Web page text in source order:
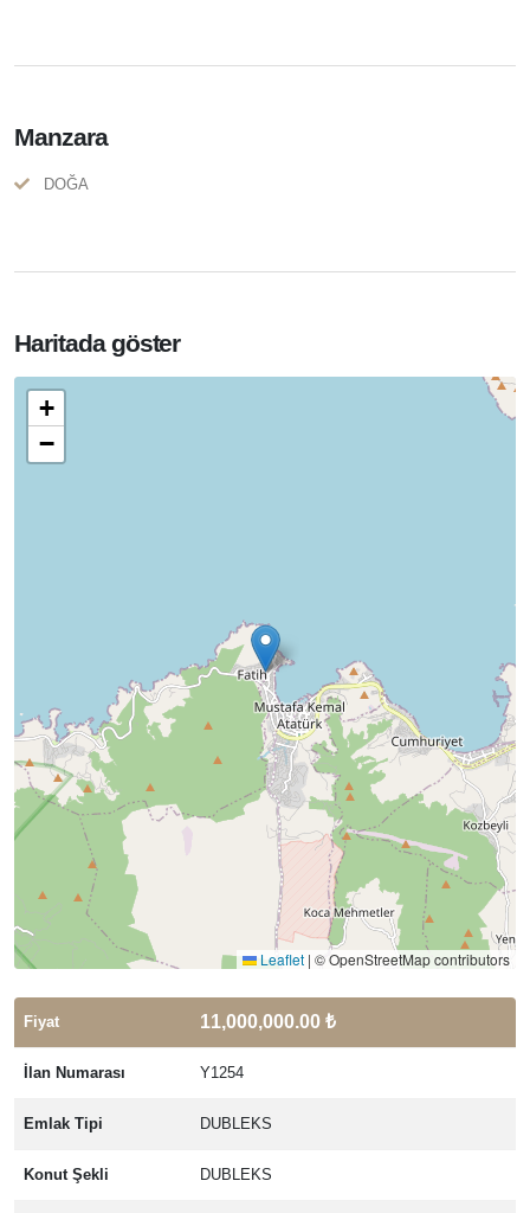
Manzara
DOĞA
Haritada göster
+
−
Leaflet | © OpenStreetMap contributors
Fiyat 11,000,000.00 ₺
İlan Numarası Y1254
Emlak Tipi DUBLEKS
Konut Şekli DUBLEKS